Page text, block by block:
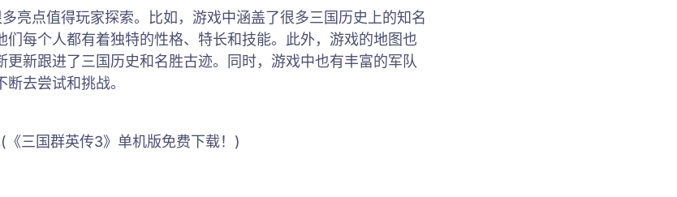
亮点值得玩家探索。比如，游戏中涵盖了很多三国历史上的知名
们每个人都有着独特的性格、特长和技能。此外，游戏的地图也
更新跟进了三国历史和名胜古迹。同时，游戏中也有丰富的军队
去尝试和挑战。